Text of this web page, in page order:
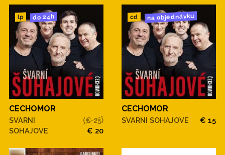
lp do 24h
CECHOMOR
SVARNI
SOHAJOVE
(€ 25)
€ 20
cd na objednávku
CECHOMOR
SVARNI SOHAJOVE € 15